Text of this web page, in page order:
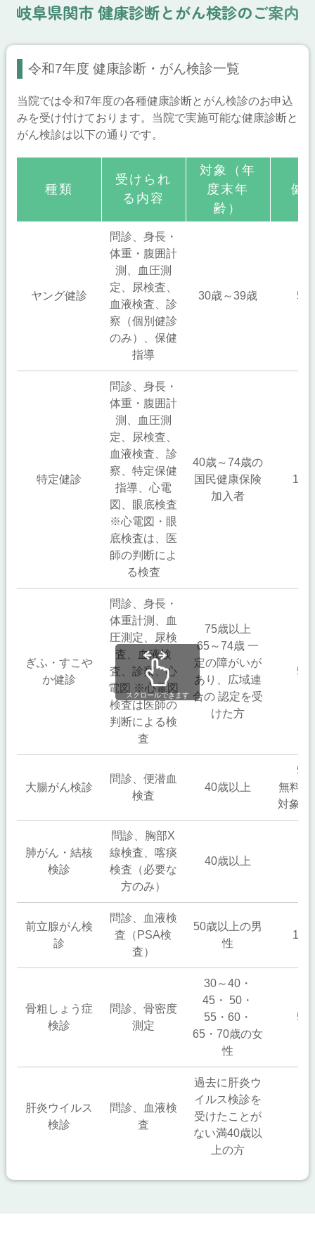
岐阜県関市健康診断とがん検診のご案内
令和7年度 健康診断・がん検診一覧
当院では令和7年度の各種健康診断とがん検診のお申込
みを受け付けております。当院で実施可能な健康診断と
がん検診は以下の通りです。
種類
受けられ
る内容
対象（年
度末年
齢）
健
ヤング健診
問診、身長・
体重・腹囲計
測、血圧測
定、尿検査、
血液検査、診
察（個別健診
のみ）、保健
指導
30歳～39歳
特定健診
問診、身長・
体重・腹囲計
測、血圧測
定、尿検査、
血液検査、診
察、特定保健
指導、心電
図、眼底検査
※心電図・眼
底検査は、医
師の判断によ
る検査
40歳～74歳の
国民健康保険
加入者
ぎふ・すこや
か健診
問診、身長・
体重計測、血
圧測定、尿検
査、血液検
査、診察、心
電図 ※心電図
検査は医師の
判断による検
査
75歳以上
65～74歳 一
定の障がいが
あり、広域連
合の 認定を受
けた方
大腸がん検診
問診、便潜血
検査
40歳以上
無料ク
対象者
肺がん・結核
検診
問診、胸部X
線検査、喀痰
検査（必要な
方のみ）
40歳以上
前立腺がん検
診
問診、血液検
査（PSA検
査）
50歳以上の男
性
骨粗しょう症
検診
問診、骨密度
測定
30～40・
45・ 50・
55・60・
65・70歳の女
性
肝炎ウイルス
検診
問診、血液検
査
過去に肝炎ウ
イルス検診を
受けたことが
ない満40歳以
上の方
スクロールできます